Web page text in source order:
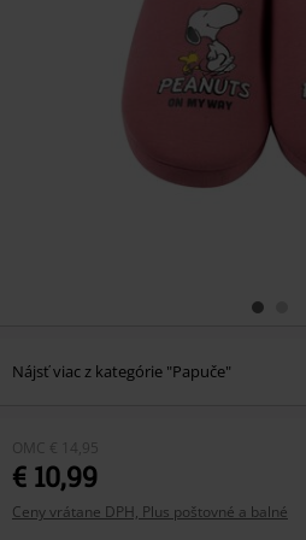
Nájsť viac z kategórie "Papuče"
OMC € 14,95
€ 10,99
Ceny vrátane DPH, Plus poštovné a balné